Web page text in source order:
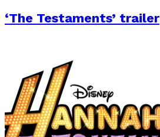
‘The Testaments’ trailer